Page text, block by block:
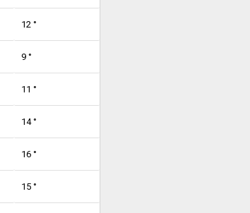
12 °
9 °
11 °
14 °
16 °
15 °